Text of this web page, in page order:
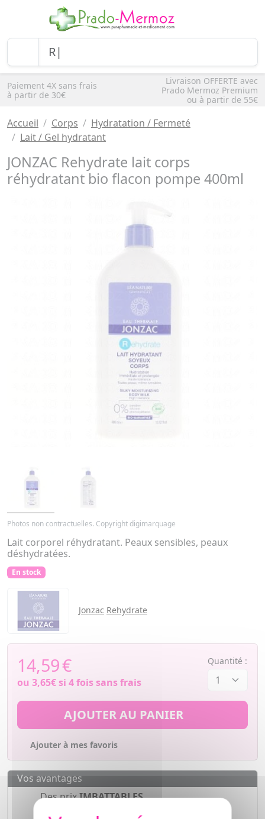
Paiement 4X sans frais
à partir de 30€
Livraison OFFERTE avec
Prado Mermoz Premium
ou à partir de 55€
Accueil Corps
Hydratation / Fermeté
Lait / Gel hydratant
JONZAC Rehydrate lait corps
réhydratant bio flacon pompe 400ml
Photos non contractuelles. Copyright digimarquage
Lait corporel réhydratant. Peaux sensibles, peaux
déshydratées.
En stock
Jonzac Rehydrate
14,59€
ou 3,65€si 4 fois sans frais
Quantité :
AJOUTER AU PANIER
Ajouter à mes favoris
Vos avantages
Des prixIMBATTABLES
Paiement en ligne
SÉCURISÉ